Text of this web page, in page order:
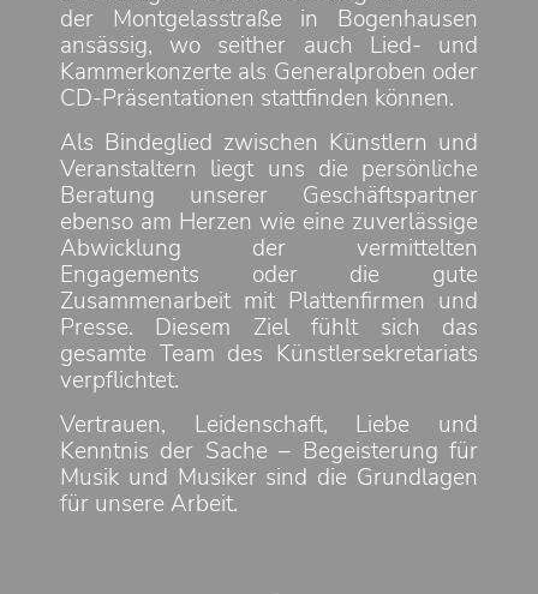
der Montgelasstraße in Bogenhausen
ansässig, wo seither auch Lied- und
Kammerkonzerte als Generalproben oder
CD-Präsentationen stattfinden können.
Als Bindeglied zwischen Künstlern und
Veranstaltern liegt uns die persönliche
Beratung unserer Geschäftspartner
ebenso am Herzen wie eine zuverlässige
Abwicklung der vermittelten
Engagements oder die gute
Zusammenarbeit mit Plattenfirmen und
Presse. Diesem Ziel fühlt sich das
gesamte Team des Künstlersekretariats
verpflichtet.
Vertrauen, Leidenschaft, Liebe und
Kenntnis der Sache – Begeisterung für
Musik und Musiker sind die Grundlagen
für unsere Arbeit.